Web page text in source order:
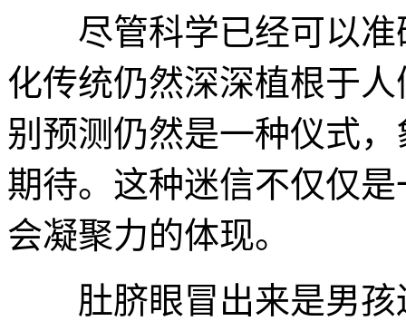
尽管科学已经可以准
化传统仍然深深植根于
别预测仍然是一种仪式
期待。这种迷信不仅仅
会凝聚力的体现。
肚脐眼冒出来是男孩